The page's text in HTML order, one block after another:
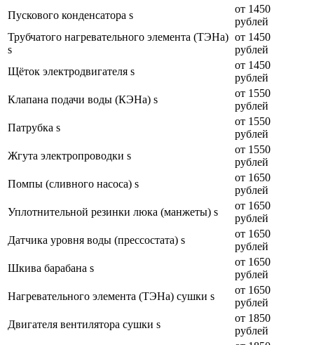
Пускового конденсатора s
от 1450
рублей
Трубчатого нагревательного элемента (ТЭНа)
s
от 1450
рублей
Щёток электродвигателя s
от 1450
рублей
Клапана подачи воды (КЭНа) s
от 1550
рублей
Патрубка s
от 1550
рублей
Жгута электропроводки s
от 1550
рублей
Помпы (сливного насоса) s
от 1650
рублей
Уплотнительной резинки люка (манжеты) s
от 1650
рублей
Датчика уровня воды (прессостата) s
от 1650
рублей
Шкива барабана s
от 1650
рублей
Нагревательного элемента (ТЭНа) сушки s
от 1650
рублей
Двигателя вентилятора сушки s
от 1850
рублей